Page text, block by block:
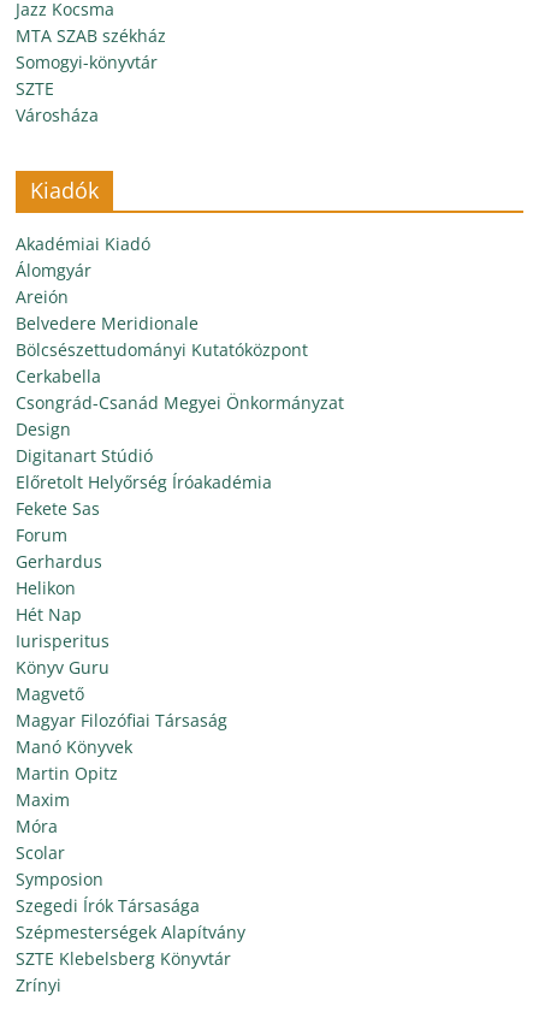
Jazz Kocsma
MTA SZAB székház
Somogyi-könyvtár
SZTE
Városháza
Kiadók
Akadémiai Kiadó
Álomgyár
Areión
Belvedere Meridionale
Bölcsészettudományi Kutatóközpont
Cerkabella
Csongrád-Csanád Megyei Önkormányzat
Design
Digitanart Stúdió
Előretolt Helyőrség Íróakadémia
Fekete Sas
Forum
Gerhardus
Helikon
Hét Nap
Iurisperitus
Könyv Guru
Magvető
Magyar Filozófiai Társaság
Manó Könyvek
Martin Opitz
Maxim
Móra
Scolar
Symposion
Szegedi Írók Társasága
Szépmesterségek Alapítvány
SZTE Klebelsberg Könyvtár
Zrínyi